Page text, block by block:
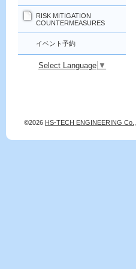
RISK MITIGATION
COUNTERMEASURES
イベント予約
Select Language ▼
©2026 HS-TECH ENGINEERING Co.,